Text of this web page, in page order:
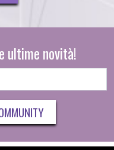
ultime novità!